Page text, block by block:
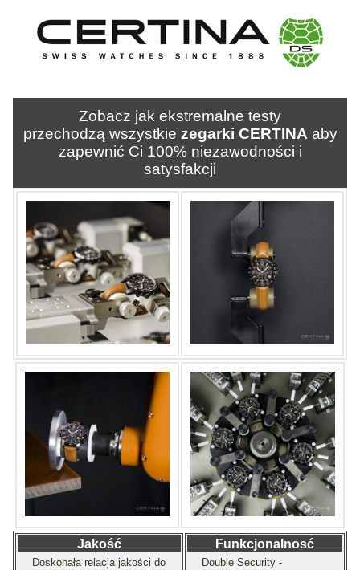
Zobacz jak ekstremalne testy
przechodzą wszystkie zegarki CERTINA aby
zapewnić Ci 100% niezawodności i
satysfakcji
Jakość
Doskonała relacja jakości do
Funkcjonalnosć
Double Security -